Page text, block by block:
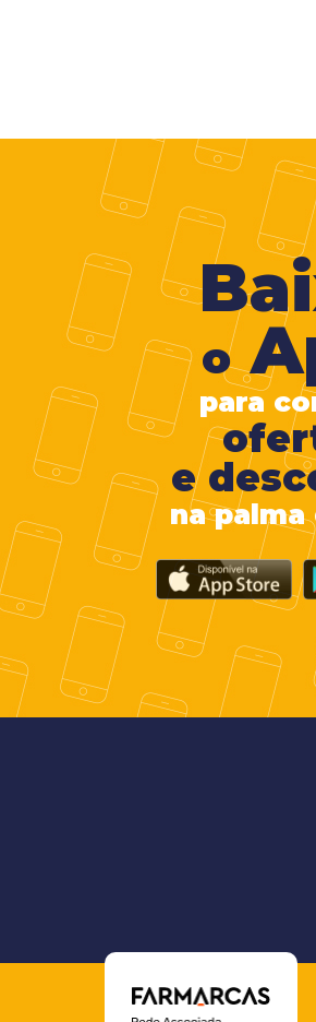
o
para
e
na palma